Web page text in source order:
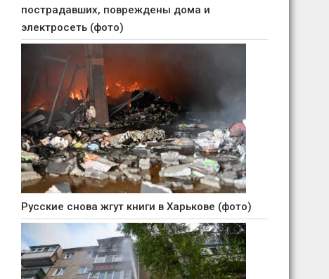
пострадавших, повреждены дома и
электросеть (фото)
Русские снова жгут книги в Харькове (фото)